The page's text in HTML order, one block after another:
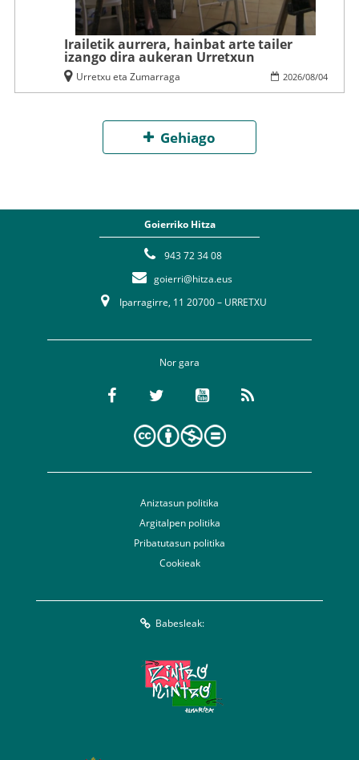
Irailetik aurrera, hainbat arte tailer
izango dira aukeran Urretxun
2026/08/04
Urretxu eta Zumarraga
Gehiago
Goierriko Hitza
943 72 34 08
goierri@hitza.eus
Iparragirre, 11 20700 – URRETXU
Nor gara
Aniztasun politika
Argitalpen politika
Pribatutasun politika
Cookieak
Babesleak: